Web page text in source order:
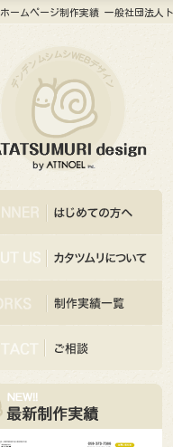
ホームページ制作実績 一般社団法人